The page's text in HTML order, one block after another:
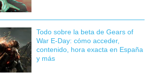
Todo sobre la beta de Gears of
War E-Day: cómo acceder,
contenido, hora exacta en España
y más